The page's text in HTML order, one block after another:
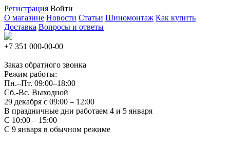
Регистрация Войти
О магазине Новости Статьи Шиномонтаж Как купить
Доставка Вопросы и ответы
+7 351 000-00-00
Заказ обратного звонка
Режим работы:
Пн.–Пт. 09:00–18:00
Сб.-Вс. Выходной
29 декабря с 09:00 – 12:00
В праздничные дни работаем 4 и 5 января
С 10:00 – 15:00
С 9 января в обычном режиме